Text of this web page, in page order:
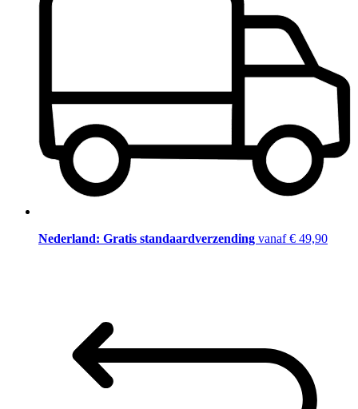
Nederland: Gratis standaardverzending vanaf € 49,90